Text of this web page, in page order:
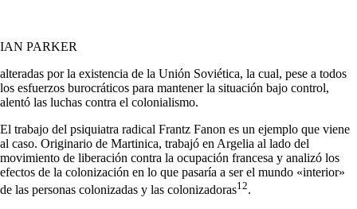
IAN PARKER
alteradas por la existencia de la Unión Soviética, la cual, pese a todos
los esfuerzos burocráticos para mantener la situación bajo control,
alentó las luchas contra el colonialismo.
El trabajo del psiquiatra radical Frantz Fanon es un ejemplo que viene
al caso. Originario de Martinica, trabajó en Argelia al lado del
movimiento de liberación contra la ocupación francesa y analizó los
efectos de la colonización en lo que pasaría a ser el mundo «interior»
de las personas colonizadas y las colonizadoras12.